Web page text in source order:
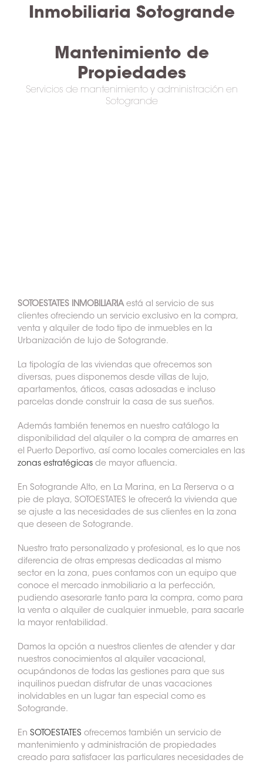
Inmobiliaria Sotogrande
Mantenimiento de
Propiedades
Servicios de mantenimiento y administración en
Sotogrande
SOTOESTATES INMOBILIARIAestá al servicio de sus
clientes ofreciendo un servicio exclusivo en la compra,
venta y alquiler de todo tipo de inmuebles en la
Urbanización de lujo de Sotogrande.
La tipología de las viviendas que ofrecemos son
diversas, pues disponemos desde villas de lujo,
apartamentos, áticos, casas adosadas e incluso
parcelas donde construir la casa de sus sueños.
Además también tenemos en nuestro catálogo la
disponibilidad del alquiler o la compra de amarres en
el Puerto Deportivo, así como locales comerciales en las
zonas estratégicas de mayor afluencia.
En Sotogrande Alto, en La Marina, en La Rerserva o a
pie de playa, SOTOESTATES le ofrecerá la vivienda que
se ajuste a las necesidades de sus clientes en la zona
que deseen de Sotogrande.
Nuestro trato personalizado y profesional, es lo que nos
diferencia de otras empresas dedicadas al mismo
sector en la zona, pues contamos con un equipo que
conoce el mercado inmobiliario a la perfección,
pudiendo asesorarle tanto para la compra, como para
la venta o alquiler de cualquier inmueble, para sacarle
la mayor rentabilidad.
Damos la opción a nuestros clientes de atender y dar
nuestros conocimientos al alquiler vacacional,
ocupándonos de todas las gestiones para que sus
inquilinos puedan disfrutar de unas vacaciones
inolvidables en un lugar tan especial como es
Sotogrande.
En SOTOESTATES ofrecemos también un servicio de
mantenimiento y administración de propiedades
creado para satisfacer las particulares necesidades de